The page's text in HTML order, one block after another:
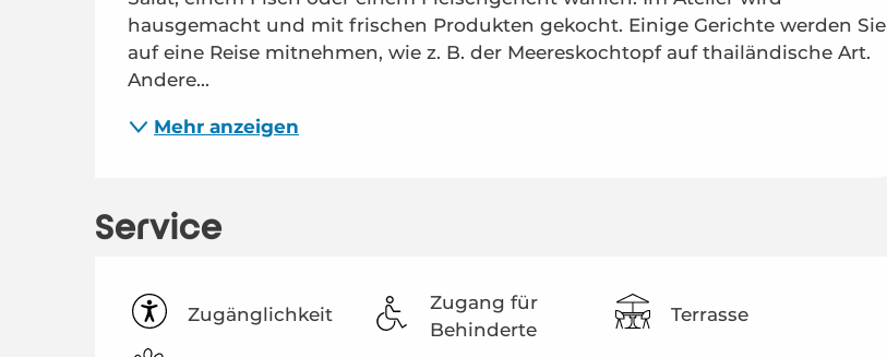
hausgemacht und mit frischen Produkten gekocht. Einige Gerichte werden Sie
auf eine Reise mitnehmen, wie z. B. der Meereskochtopf auf thailändische Art.
Andere...
Mehr anzeigen
Service
Zugänglichkeit
Zugang für
Behinderte
Terrasse